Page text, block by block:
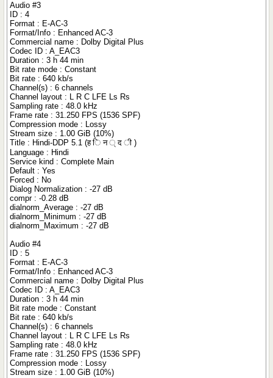
Audio #3
ID : 4
Format : E-AC-3
Format/Info : Enhanced AC-3
Commercial name : Dolby Digital Plus
Codec ID : A_EAC3
Duration : 3 h 44 min
Bit rate mode : Constant
Bit rate : 640 kb/s
Channel(s) : 6 channels
Channel layout : L R C LFE Ls Rs
Sampling rate : 48.0 kHz
Frame rate : 31.250 FPS (1536 SPF)
Compression mode : Lossy
Stream size : 1.00 GiB (10%)
Title : Hindi-DDP 5.1 (ह ि न ् द ी )
Language : Hindi
Service kind : Complete Main
Default : Yes
Forced : No
Dialog Normalization : -27 dB
compr : -0.28 dB
dialnorm_Average : -27 dB
dialnorm_Minimum : -27 dB
dialnorm_Maximum : -27 dB
Audio #4
ID : 5
Format : E-AC-3
Format/Info : Enhanced AC-3
Commercial name : Dolby Digital Plus
Codec ID : A_EAC3
Duration : 3 h 44 min
Bit rate mode : Constant
Bit rate : 640 kb/s
Channel(s) : 6 channels
Channel layout : L R C LFE Ls Rs
Sampling rate : 48.0 kHz
Frame rate : 31.250 FPS (1536 SPF)
Compression mode : Lossy
Stream size : 1.00 GiB (10%)